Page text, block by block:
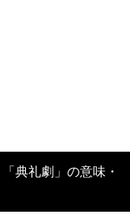
「典礼劇」の意味・